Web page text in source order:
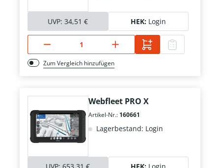
UVP: 34,51 € HEK: Login
Zum Vergleich hinzufügen
Webfleet PRO X
Artikel-Nr.: 160661
Lagerbestand: Login